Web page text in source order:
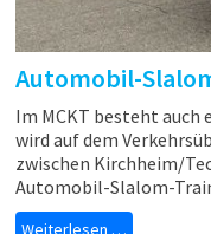
Automobil-
Im MCKT besteht
wird auf dem
zwischen Kirchheim/
Automobil-Slalom-
Weiterlesen …